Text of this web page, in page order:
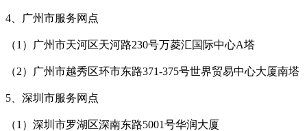
4、广州市服务网点
（1）广州市天河区天河路230号万菱汇国际中心A塔
（2）广州市越秀区环市东路371-375号世界贸易中心大厦南塔
5、深圳市服务网点
（1）深圳市罗湖区深南东路5001号华润大厦